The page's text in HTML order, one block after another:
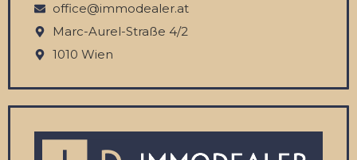
office@immodealer.at
Marc-Aurel-Straße 4/2
1010 Wien